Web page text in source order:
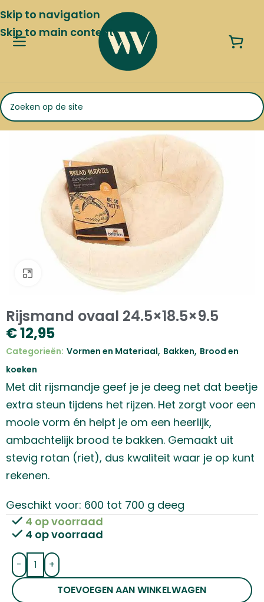
Skip to navigation
Skip to main content
Klik om te vergroten
Rijsmand ovaal 24.5×18.5×9.5
€12,95
Categorieën: Vormen en Materiaal, Bakken, Brood en
koeken
Met dit rijsmandje geef je je deeg net dat beetje
extra steun tijdens het rijzen. Het zorgt voor een
mooie vorm én helpt je om een heerlijk,
ambachtelijk brood te bakken. Gemaakt uit
stevig rotan (riet), dus kwaliteit waar je op kunt
rekenen.
Geschikt voor: 600 tot 700 g deeg
4 op voorraad
4 op voorraad
-
+
TOEVOEGEN AAN WINKELWAGEN